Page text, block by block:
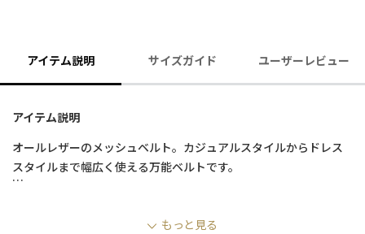
アイテム説明 サイズガイド ユーザーレビュー
アイテム説明
オールレザーのメッシュベルト。カジュアルスタイルからドレス
スタイルまで幅広く使える万能ベルトです。
「さりげない上品さ」をキーワードに大人に向けた、素材感と着
もっと見る